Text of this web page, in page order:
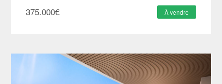
375.000€ À vendre